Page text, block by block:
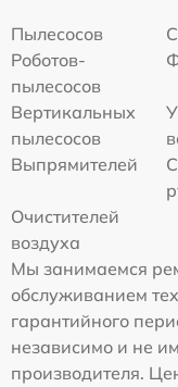
Пылесосов
Роботов-
пылесосов
Вертикальных
пылесосов
Выпрямителей
Очистителей
воздуха
Мы занимаемся
обслуживанием
гарантийного
независимо и не
производителя.